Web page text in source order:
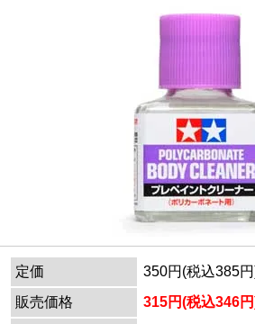
定価
350円(税込385
販売価格
315円(税込346